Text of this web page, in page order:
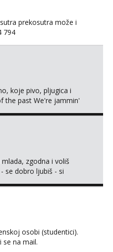
prekosutra može i
794
koje pivo, pljugica i
the past We're jammin'
zgodna i voliš
se dobro ljubiš - si
osobi (studentici).
na mail.